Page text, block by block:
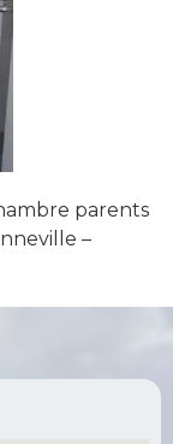
parents
–